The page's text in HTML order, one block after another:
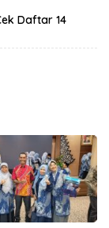
Daftar 14